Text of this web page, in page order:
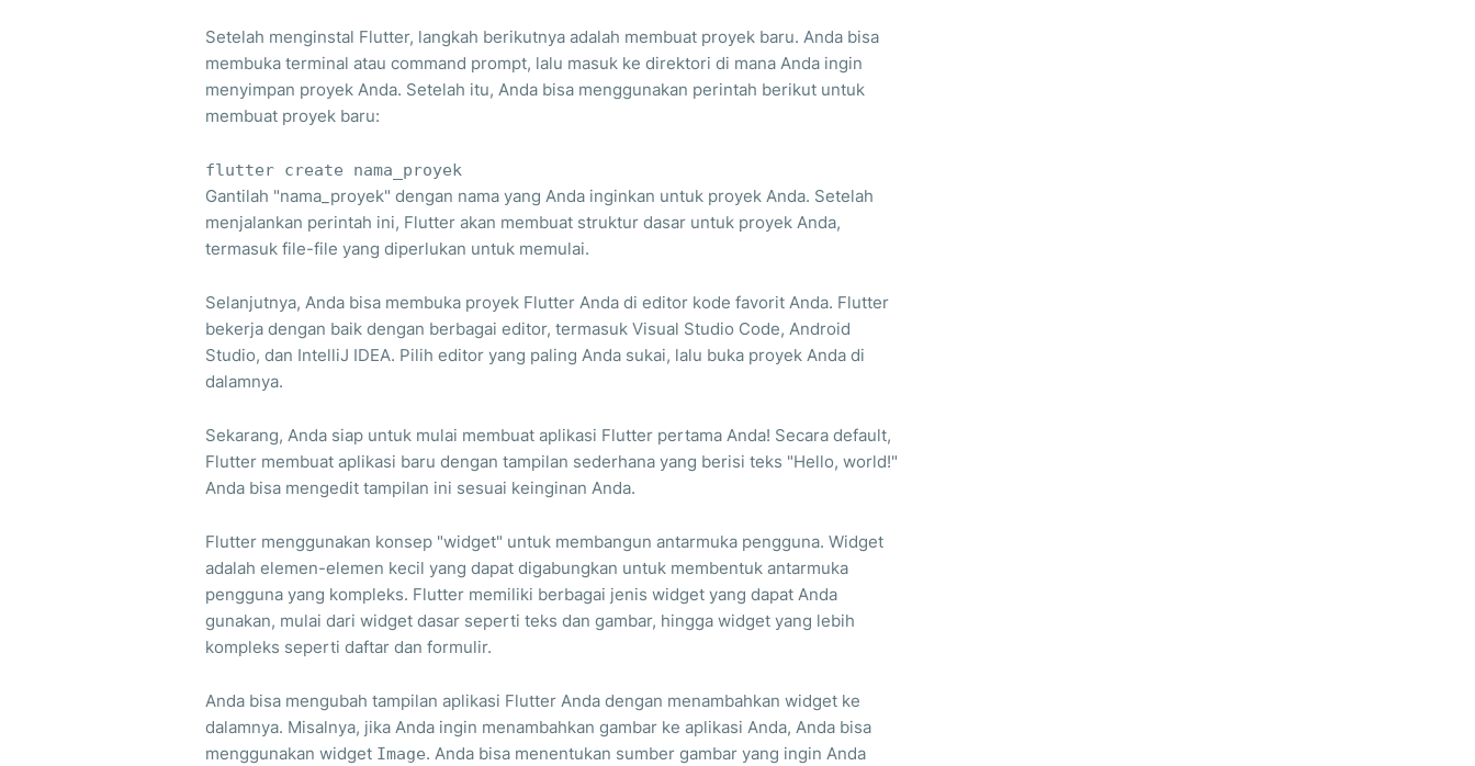
Setelah menginstal Flutter, langkah berikutnya adalah membuat proyek baru. Anda bisa
membuka terminal atau command prompt, lalu masuk ke direktori di mana Anda ingin
menyimpan proyek Anda. Setelah itu, Anda bisa menggunakan perintah berikut untuk
membuat proyek baru:
flutter create nama_proyek
Gantilah "nama_proyek" dengan nama yang Anda inginkan untuk proyek Anda. Setelah
menjalankan perintah ini, Flutter akan membuat struktur dasar untuk proyek Anda,
termasuk file-file yang diperlukan untuk memulai.
Selanjutnya, Anda bisa membuka proyek Flutter Anda di editor kode favorit Anda. Flutter
bekerja dengan baik dengan berbagai editor, termasuk Visual Studio Code, Android
Studio, dan IntelliJ IDEA. Pilih editor yang paling Anda sukai, lalu buka proyek Anda di
dalamnya.
Sekarang, Anda siap untuk mulai membuat aplikasi Flutter pertama Anda! Secara default,
Flutter membuat aplikasi baru dengan tampilan sederhana yang berisi teks "Hello, world!"
Anda bisa mengedit tampilan ini sesuai keinginan Anda.
Flutter menggunakan konsep "widget" untuk membangun antarmuka pengguna. Widget
adalah elemen-elemen kecil yang dapat digabungkan untuk membentuk antarmuka
pengguna yang kompleks. Flutter memiliki berbagai jenis widget yang dapat Anda
gunakan, mulai dari widget dasar seperti teks dan gambar, hingga widget yang lebih
kompleks seperti daftar dan formulir.
Anda bisa mengubah tampilan aplikasi Flutter Anda dengan menambahkan widget ke
dalamnya. Misalnya, jika Anda ingin menambahkan gambar ke aplikasi Anda, Anda bisa
menggunakan widget Image. Anda bisa menentukan sumber gambar yang ingin Anda